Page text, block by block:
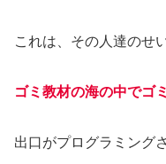
これは、その人達のせ
ゴミ教材の海の中でゴ
出口がプログラミング